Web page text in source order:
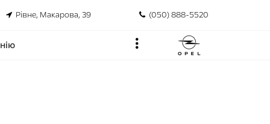
Рівне, Макарова, 39 (050) 888-5520